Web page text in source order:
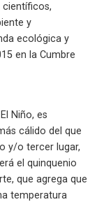
científicos,
y
ecológica y
en la Cumbre
Niño, es
cálido del que
y/o tercer lugar,
el quinquenio
que agrega que
temperatura